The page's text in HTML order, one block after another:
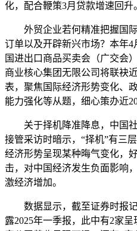
化，配合鞭策3月贷款增速回升
外贸企业若何精准把握国际
订单以及开辟新兴市场？本年4
国进出口商品买卖会（广交会
商业核心集团无限公司将联袂
表，聚焦国际经济形势变化、
能力强化等从题，细心策办近
关于择机降准降息，中国社
接管采访时暗示，“择机”有三
经济形势呈现某种晦气变化，
击，对中国经济发生负面影响
激经济增加。
数据显示，截至证券时报记
露2025年一季报，此中有2家